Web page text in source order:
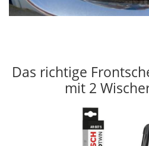
Das richtige
mit 2